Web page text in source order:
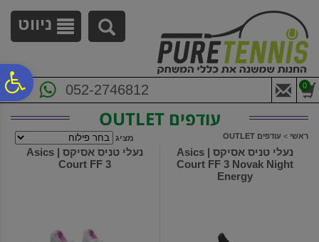
נגישות
ניווט
052-2746812 0
עודפים OUTLET
ראשי > עודפים OUTLET מציג
נעלי טניס אסיקס | Asics
Court FF 3 Novak Night
Energy
נעלי טניס אסיקס | Asics
Court FF 3